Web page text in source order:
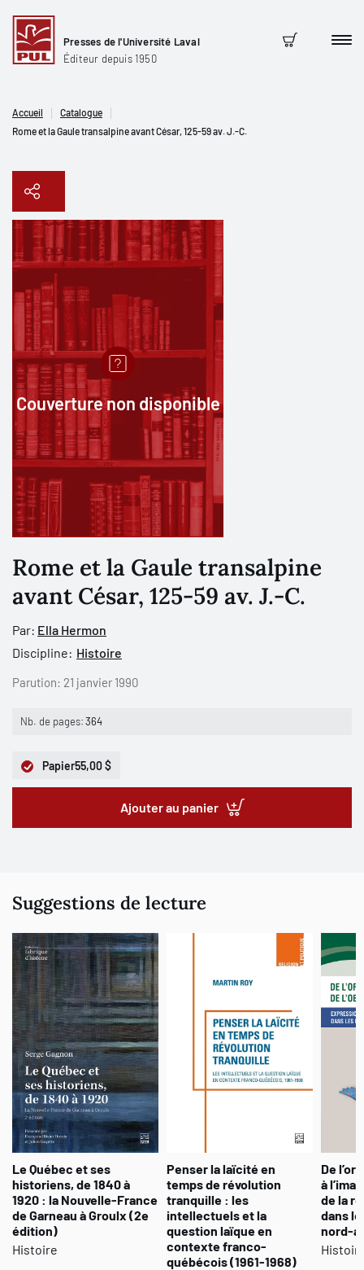
Presses de l'Université Laval
Éditeur depuis 1950
Panier
Accueil
Catalogue
Rome et la Gaule transalpine avant César, 125-59 av. J.-C.
Copier le lien
Couverture non disponible
Rome et la Gaule transalpine
avant César, 125-59 av. J.-C.
Par: Ella Hermon
Discipline: Histoire
Parution: 21 janvier 1990
Nb. de pages:364
Papier55,00 $
Ajouter au panier
Suggestions de lecture
Le Québec et ses
historiens, de 1840 à
1920 : la Nouvelle-France
de Garneau à Groulx (2e
édition)
Histoire
Penser la laïcité en
temps de révolution
tranquille : les
intellectuels et la
question laïque en
contexte franco-
québécois (1961-1968)
De
à
de la
dans
nord-